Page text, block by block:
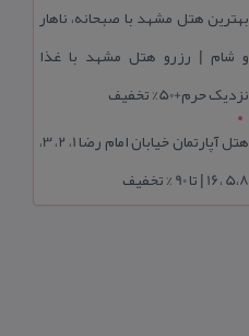
بهترین هتل مشهد با صبحانه، ناهار
و شام | رزرو هتل مشهد با غذا
نزدیک حرم+50% تخفیف
هتل آپارتمان خیابان امام رضا 1، 2، 3،
5،8 ،16 | تا 90 % تخفیف